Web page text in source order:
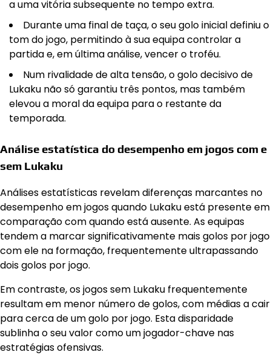
a uma vitória subsequente no tempo extra.
Durante uma final de taça, o seu golo inicial definiu o
tom do jogo, permitindo à sua equipa controlar a
partida e, em última análise, vencer o troféu.
Num rivalidade de alta tensão, o golo decisivo de
Lukaku não só garantiu três pontos, mas também
elevou a moral da equipa para o restante da
temporada.
Análise estatística do desempenho em jogos com e
sem Lukaku
Análises estatísticas revelam diferenças marcantes no
desempenho em jogos quando Lukaku está presente em
comparação com quando está ausente. As equipas
tendem a marcar significativamente mais golos por jogo
com ele na formação, frequentemente ultrapassando
dois golos por jogo.
Em contraste, os jogos sem Lukaku frequentemente
resultam em menor número de golos, com médias a cair
para cerca de um golo por jogo. Esta disparidade
sublinha o seu valor como um jogador-chave nas
estratégias ofensivas.